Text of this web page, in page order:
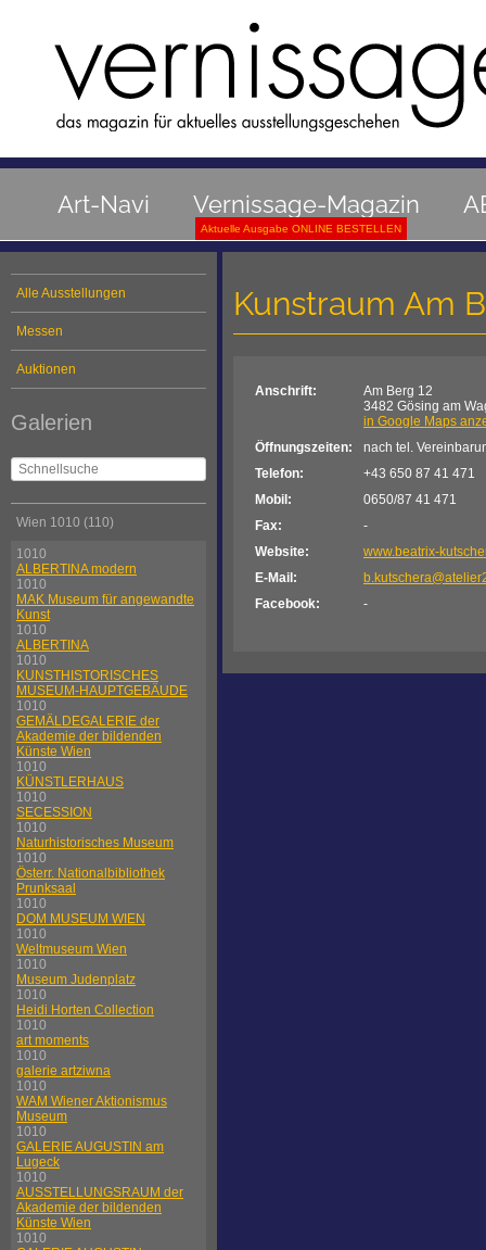
Art-Navi Vernissage-Magazin
Aktuelle Ausgabe ONLINE BESTELLEN
Alle Ausstellungen
Messen
Auktionen
Galerien
Wien 1010 (110)
1010
ALBERTINA modern
1010
MAK Museum für angewandte
Kunst
1010
ALBERTINA
1010
KUNSTHISTORISCHES
MUSEUM-HAUPTGEBÄUDE
1010
GEMÄLDEGALERIE der
Akademie der bildenden
Künste Wien
1010
KÜNSTLERHAUS
1010
SECESSION
1010
Naturhistorisches Museum
1010
Österr. Nationalbibliothek
Prunksaal
1010
DOM MUSEUM WIEN
1010
Weltmuseum Wien
1010
Museum Judenplatz
1010
Heidi Horten Collection
1010
art moments
1010
galerie artziwna
1010
WAM Wiener Aktionismus
Museum
1010
GALERIE AUGUSTIN am
Lugeck
1010
AUSSTELLUNGSRAUM der
Akademie der bildenden
Künste Wien
1010
Kunstraum Am
Anschrift:
Am Berg 12
3482 Gösing am
in Google Maps
Öffnungszeiten:
nach tel.
Telefon:
+43 650 87 41 471
Mobil:
0650/87 41 471
Fax:
-
Website:
www.beatrix-
E-Mail:
Facebook:
-